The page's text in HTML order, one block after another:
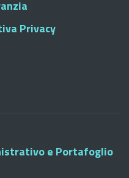
Privacy
e Portafoglio